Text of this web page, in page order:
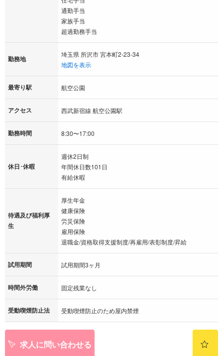
通勤手当
家族手当
超過勤務手当
勤務地
埼玉県 所沢市 宮本町2-23-34
地図を表示
最寄り駅 航空公園
アクセス 西武新宿線 航空公園駅
勤務時間 8:30〜17:00
休日･休暇
週休2日制
年間休日数101日
有給休暇
待遇及び福利厚
生
厚生年金
健康保険
労災保険
雇用保険
退職金/資格取得支援制度/再雇用/表彰制度/昇給
試用期間 試用期間3ヶ月
時間外労働 固定残業なし
受動喫煙防止法 受動喫煙防止のため屋内禁煙
求人に問い合わせる